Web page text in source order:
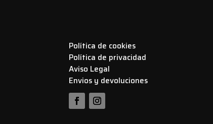
Política de cookies
Política de privacidad
Aviso Legal
Envios y devoluciones